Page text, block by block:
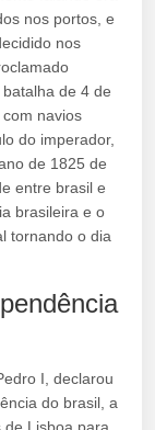
nos portos, e
nos
de 4 de
navios
do imperador,
de 1825 de
entre brasil e
brasileira e o
tornando o dia
I, declarou
do brasil, a